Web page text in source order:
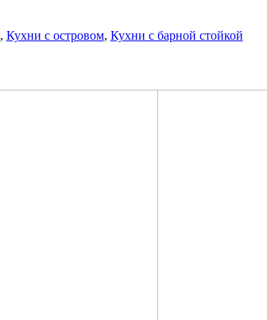
, Кухни с островом, Кухни с барной стойкой